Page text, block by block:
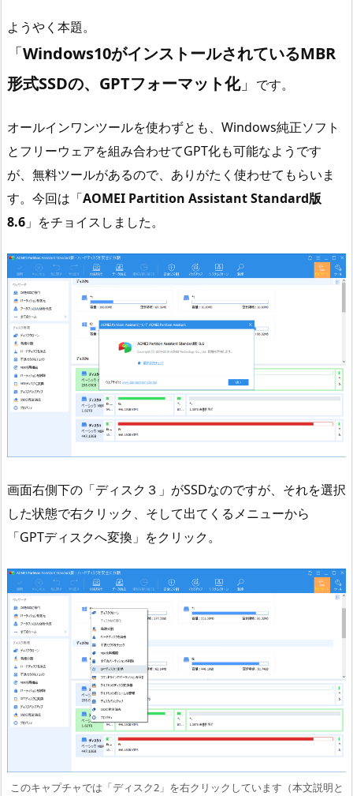
ようやく本題。
「Windows10がインストールされているMBR
形式SSDの、GPTフォーマット化」 です。
オールインワンツールを使わずとも、Windows純正ソフト
とフリーウェアを組み合わせてGPT化も可能なようです
が、無料ツールがあるので、ありがたく使わせてもらいま
す。今回は「AOMEI Partition Assistant Standard版
8.6 」をチョイスしました。
画面右側下の「ディスク３」がSSDなのですが、それを選択
した状態で右クリック、そして出てくるメニューから
「GPTディスクへ変換」をクリック。
このキャプチャでは「ディスク2」を右クリックしています（本文説明と